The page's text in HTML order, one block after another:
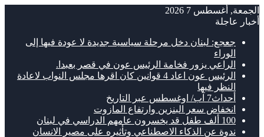
الجمعة, أغسطس 7 2026
أخبار عاجلة
جعجع: لبنان دخل مرحلة سياسية جديدة لا عودة فيها إلى
الوراء
الراعي يزور فخامة الرئيس عون في قصر بعبدا.
الرئيس عون اعاد 4 قوانين كان اقرها مجلس النواب لاعادة
النظر فيها
أحداث7 آب/ اوغسطس عبر التاريخ
انخفاض سعر البنزين وارتفاع المازوت
100 ألف طفل قد يخسرون عامهم الدراسي في لبنان
ندوة عن الذكاء الاصطناعي وتأثيره على مصير الانسان